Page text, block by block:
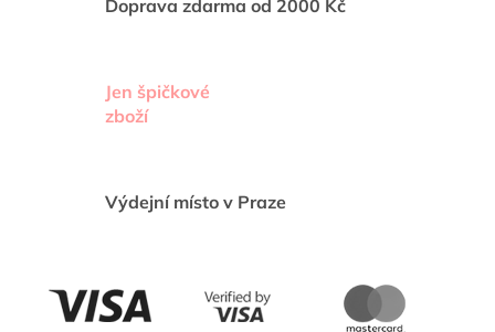
Doprava zdarma od 2000 Kč
Jen špičkové
zboží
Výdejní místo v Praze